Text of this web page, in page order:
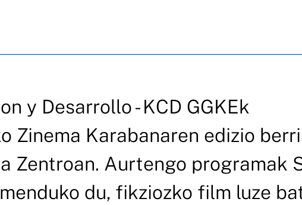
y Desarrollo - KCD GGKEk
Zinema Karabanaren edizio
Zentroan. Aurtengo programak
du, fikziozko film luze